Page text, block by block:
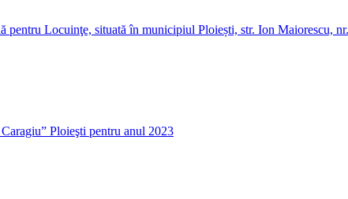
Locuinţe, situată în municipiul Ploiești, str. Ion Maiorescu,
Ploieşti pentru anul 2023